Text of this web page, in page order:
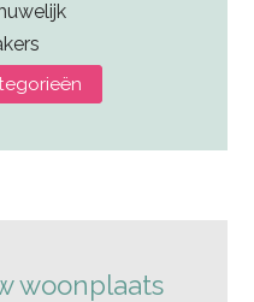
woonplaats